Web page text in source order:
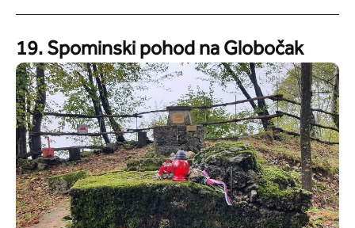
19. Spominski pohod na Globočak